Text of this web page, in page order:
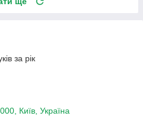
за рік
Київ, Україна